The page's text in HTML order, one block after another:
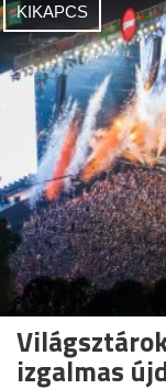
KIKAPCS
izgalmas